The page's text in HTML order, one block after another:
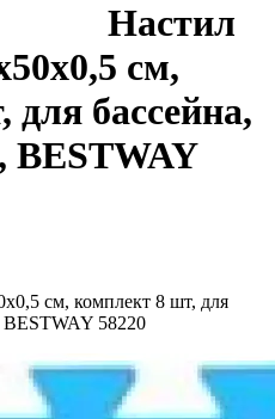
Настил
см,
бассейна,
BESTWAY
см, комплект 8 шт, для
BESTWAY 58220